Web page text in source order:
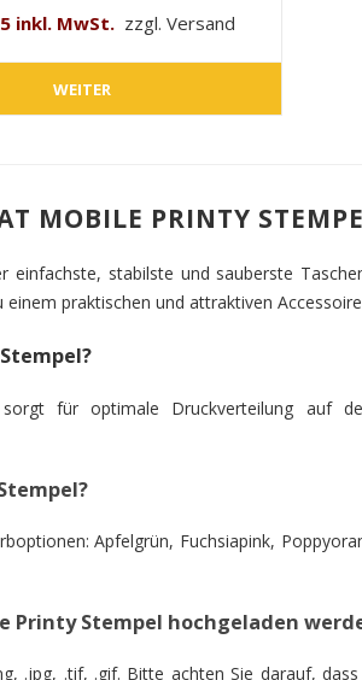
inkl. MwSt. zzgl. Versand
WEITER
MOBILE PRINTY
stabilste und sauberste
praktischen und attraktiven
für optimale Druckverteilung auf
Apfelgrün, Fuchsiapink,
Stempel hochgeladen
.jpg, .tif, .gif. Bitte achten Sie darauf,